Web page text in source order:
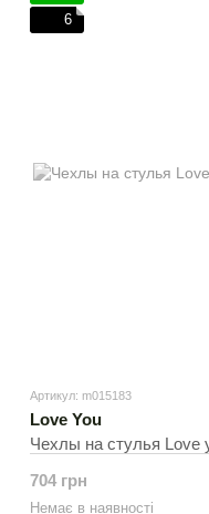
6
Артикул: m015183
Love You
Чехлы на стулья
704 грн
Немає в наявності